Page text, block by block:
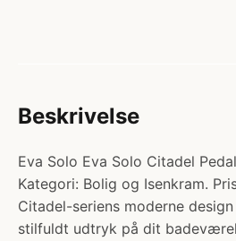
Beskrivelse
Eva Solo Eva Solo Citadel
Kategori: Bolig og Isenkram.
Citadel-seriens moderne
stilfuldt udtryk på dit